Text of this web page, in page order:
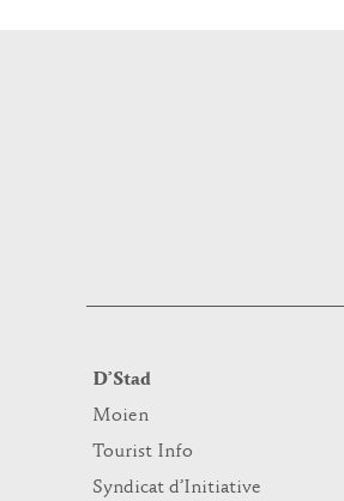
D’Stad
Moien
Tourist Info
Syndicat d’Initiative